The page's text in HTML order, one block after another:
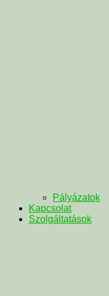
Pályázatok
Kapcsolat
Szolgáltatások